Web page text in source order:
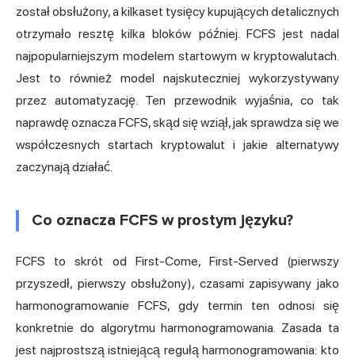
został obsłużony, a kilkaset tysięcy kupujących detalicznych
otrzymało resztę kilka bloków później. FCFS jest nadal
najpopularniejszym modelem startowym w kryptowalutach.
Jest to również model najskuteczniej wykorzystywany
przez automatyzację. Ten przewodnik wyjaśnia, co tak
naprawdę oznacza FCFS, skąd się wziął, jak sprawdza się we
współczesnych startach kryptowalut i jakie alternatywy
zaczynają działać.
Co oznacza FCFS w prostym języku?
FCFS to skrót od First-Come, First-Served (pierwszy
przyszedł, pierwszy obsłużony), czasami zapisywany jako
harmonogramowanie FCFS, gdy termin ten odnosi się
konkretnie do algorytmu harmonogramowania. Zasada ta
jest najprostszą istniejącą regułą harmonogramowania: kto